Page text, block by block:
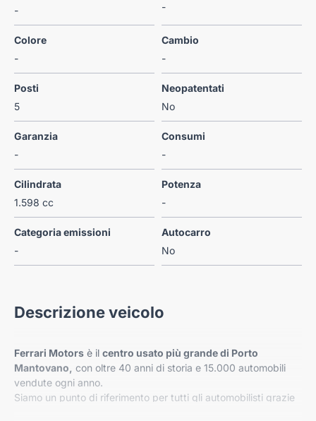
-
-
Colore
-
Cambio
-
Posti
5
Neopatentati
No
Garanzia
-
Consumi
-
Cilindrata
1.598 cc
Potenza
-
Categoria emissioni
-
Autocarro
No
Descrizione veicolo
Ferrari Motors è il centro usato più grande di Porto
Mantovano, con oltre 40 anni di storia e 15.000 automobili
vendute ogni anno.
Siamo un punto di riferimento per tutti gli automobilisti grazie